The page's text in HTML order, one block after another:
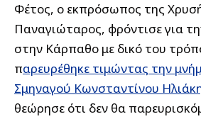
Φέτος, ο εκπρόσωπος της
Παναγιώταρος, φρόντισε για
στην Κάρπαθο με δικό του
παρευρέθηκε τιμώντας την
Σμηναγού Κωνσταντίνου
θεώρησε ότι δεν θα